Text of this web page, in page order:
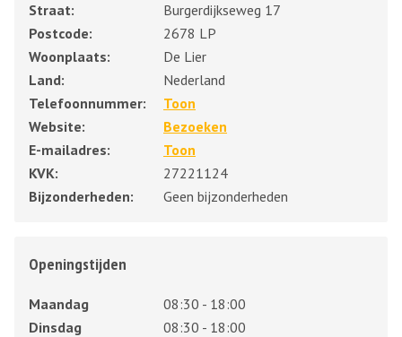
Straat:
Burgerdijkseweg 17
Postcode:
2678 LP
Woonplaats:
De Lier
Land:
Nederland
Telefoonnummer:
Toon
Website:
Bezoeken
E-mailadres:
Toon
KVK:
27221124
Bijzonderheden:
Geen bijzonderheden
Openingstijden
Maandag
08:30 - 18:00
Dinsdag
08:30 - 18:00